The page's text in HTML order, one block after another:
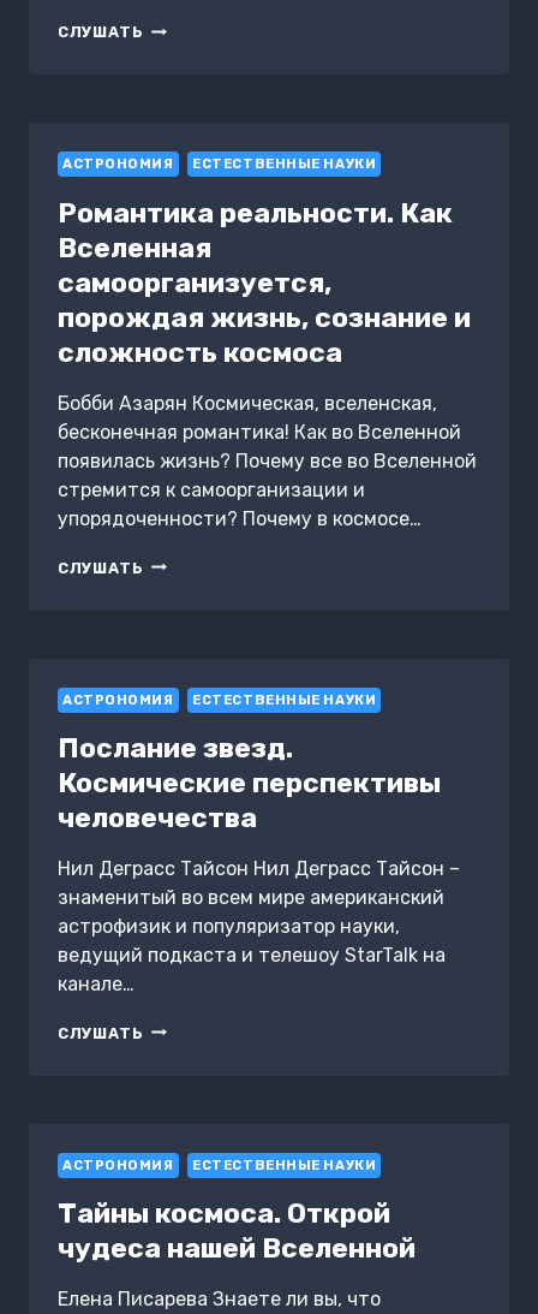
СЛУШАТЬ АПГРЕЙД
ГОДЫ
АСТРОНОМИЯ ЕСТЕСТВЕННЫЕ НАУКИ
Романтика реальности. Как
Вселенная
самоорганизуется,
порождая жизнь, сознание и
сложность космоса
Бобби Азарян Космическая, вселенская,
бесконечная романтика! Как во Вселенной
появилась жизнь? Почему все во Вселенной
стремится к самоорганизации и
упорядоченности? Почему в космосе…
СЛУШАТЬ РОМАНТИКА
ЖИЗНЬ,
И
КОСМОСА
АСТРОНОМИЯ ЕСТЕСТВЕННЫЕ НАУКИ
Послание звезд.
Космические перспективы
человечества
Нил Деграсс Тайсон Нил Деграсс Тайсон –
знаменитый во всем мире американский
астрофизик и популяризатор науки,
ведущий подкаста и телешоу StarTalk на
канале…
СЛУШАТЬ ПОСЛАНИЕ
АСТРОНОМИЯ ЕСТЕСТВЕННЫЕ НАУКИ
Тайны космоса. Открой
чудеса нашей Вселенной
Елена Писарева Знаете ли вы, что